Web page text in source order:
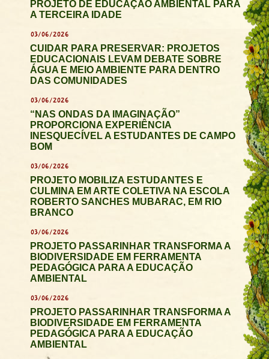
PROJETO DE EDUCAÇÃO AMBIENTAL PARA
A TERCEIRA IDADE
03/06/2026
CUIDAR PARA PRESERVAR: PROJETOS
EDUCACIONAIS LEVAM DEBATE SOBRE
ÁGUA E MEIO AMBIENTE PARA DENTRO
DAS COMUNIDADES
03/06/2026
“NAS ONDAS DA IMAGINAÇÃO”
PROPORCIONA EXPERIÊNCIA
INESQUECÍVEL A ESTUDANTES DE CAMPO
BOM
03/06/2026
PROJETO MOBILIZA ESTUDANTES E
CULMINA EM ARTE COLETIVA NA ESCOLA
ROBERTO SANCHES MUBARAC, EM RIO
BRANCO
03/06/2026
PROJETO PASSARINHAR TRANSFORMA A
BIODIVERSIDADE EM FERRAMENTA
PEDAGÓGICA PARA A EDUCAÇÃO
AMBIENTAL
03/06/2026
PROJETO PASSARINHAR TRANSFORMA A
BIODIVERSIDADE EM FERRAMENTA
PEDAGÓGICA PARA A EDUCAÇÃO
AMBIENTAL